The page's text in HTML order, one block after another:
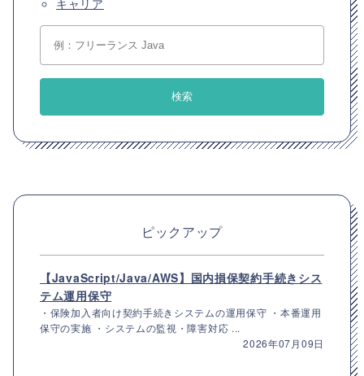
ピックアップ
【JavaScript/Java/AWS】国内損保契約手続きシス
テム運用保守
・保険加入者向け契約手続きシステムの運用保守 ・本番運用
保守の実施 ・システムの監視・障害対応 ...
2026年07月09日